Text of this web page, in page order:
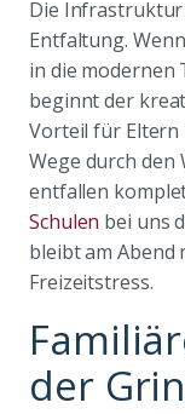
Die
Entfaltung.
in die modernen
beginnt der
Vorteil für Eltern
Wege durch den
entfallen
Schulen bei uns
bleibt am Abend
Freizeitstress.
der